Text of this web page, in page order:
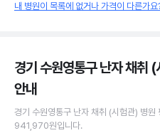
내 병원이 목록에 없거나 가격이 다른가요
경기 수원영통구 난자 채취
안내
경기 수원영통구 난자 채취 (시험관) 병원
941,970원입니다.